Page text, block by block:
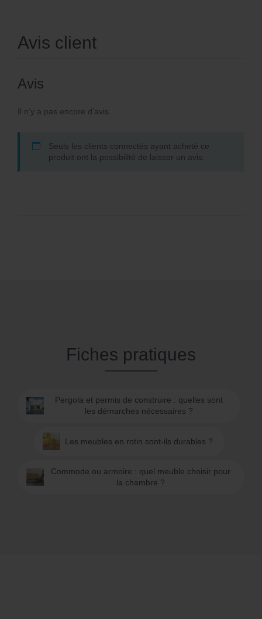
Avis client
Avis
Il n’y a pas encore d’avis.
Seuls les clients connectés ayant acheté ce
produit ont la possibilité de laisser un avis.
Fiches pratiques
Pergola et permis de construire : quelles sont
les démarches nécessaires ?
Les meubles en rotin sont-ils durables ?
Commode ou armoire : quel meuble choisir pour
la chambre ?